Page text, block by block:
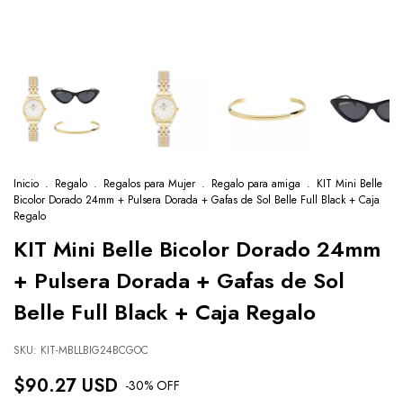
Inicio . Regalo . Regalos para Mujer . Regalo para amiga . KIT Mini Belle
Bicolor Dorado 24mm + Pulsera Dorada + Gafas de Sol Belle Full Black + Caja
Regalo
KIT Mini Belle Bicolor Dorado 24mm
+ Pulsera Dorada + Gafas de Sol
Belle Full Black + Caja Regalo
SKU: KIT-MBLLBIG24BCGOC
$90.27 USD -30% OFF